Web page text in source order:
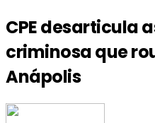
CPE desarticula
criminosa que
Anápolis